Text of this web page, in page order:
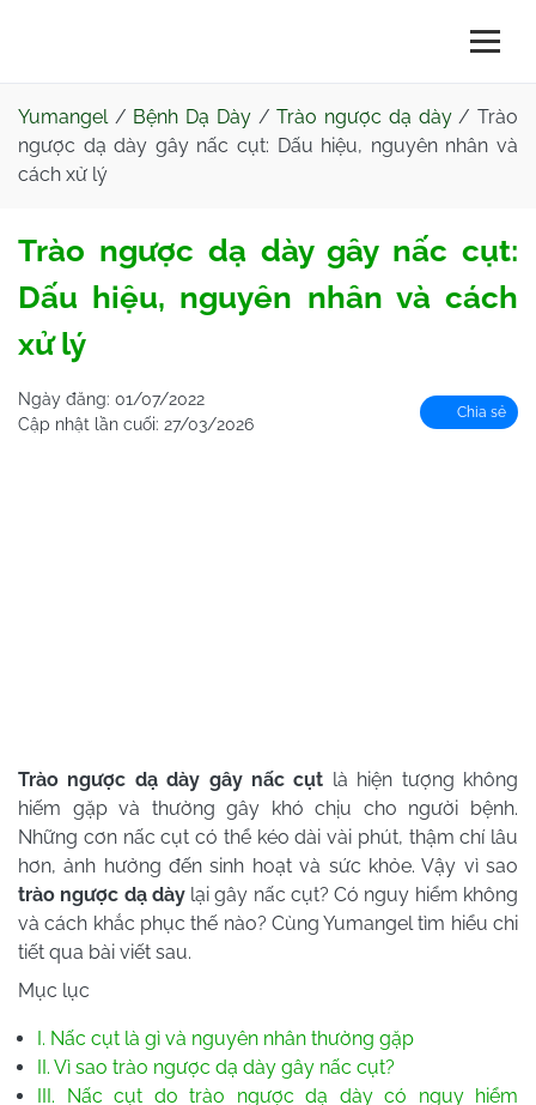
Yumangel/ Bệnh Dạ Dày/Trào ngược dạ dày/Trào
ngược dạ dày gây nấc cụt: Dấu hiệu, nguyên nhân và
cách xử lý
Trào ngược dạ dày gây nấc cụt:
Dấu hiệu, nguyên nhân và cách
xử lý
Ngày đăng: 01/07/2022
Cập nhật lần cuối: 27/03/2026
Chia sẻ
Trào ngược dạ dày gây nấc cụt là hiện tượng không
hiếm gặp và thường gây khó chịu cho người bệnh.
Những cơn nấc cụt có thể kéo dài vài phút, thậm chí lâu
hơn, ảnh hưởng đến sinh hoạt và sức khỏe. Vậy vì sao
trào ngược dạ dàylại gây nấc cụt? Có nguy hiểm không
và cách khắc phục thế nào? Cùng Yumangel tìm hiểu chi
tiết qua bài viết sau.
Mục lục
I. Nấc cụt là gì và nguyên nhân thường gặp
II. Vì sao trào ngược dạ dày gây nấc cụt?
III. Nấc cụt do trào ngược dạ dày có nguy hiểm